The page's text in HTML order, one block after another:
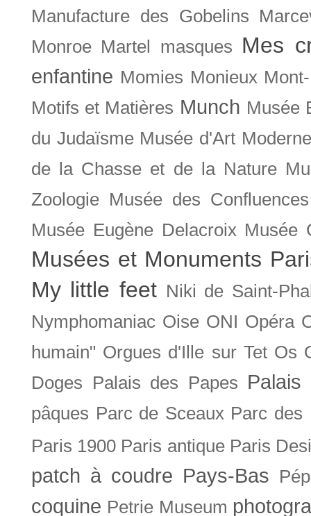
Manufacture des Gobelins
Monroe Martel masques Mes
enfantine Momies Monieux
Motifs et Matières Munch Musée
du Judaïsme Musée d'Art
de la Chasse et de la Nature
Zoologie Musée des Confluences
Musée Eugène Delacroix Musée
Musées et Monuments
My little feet Niki de Saint-
Nymphomaniac Oise ONI Opéra
humain" Orgues d'Ille sur Tet Os
Doges
Palais des Papes Palais
pâques Parc de Sceaux Parc des
Paris 1900 Paris antique Paris
patch à coudre Pays-Bas
coquine Petrie Museum